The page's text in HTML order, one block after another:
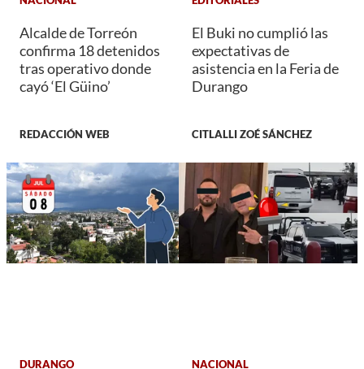
Alcalde de Torreón
confirma 18 detenidos
tras operativo donde
cayó ‘El Güino’
REDACCIÓN WEB
El Buki no cumplió las
expectativas de
asistencia en la Feria de
Durango
CITLALLI ZOÉ SÁNCHEZ
DURANGO NACIONAL